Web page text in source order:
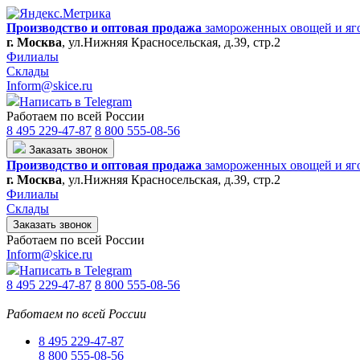
Производство и оптовая продажа замороженных овощей и
г. Москва, ул.Нижняя Красносельская, д.39, стр.2
Филиалы
Склады
Inform@skice.ru
Написать в Telegram
Работаем по всей России
8 495 229-47-87 8 800 555-08-56
Заказать звонок
Производство и оптовая продажа замороженных овощей и
г. Москва, ул.Нижняя Красносельская, д.39, стр.2
Филиалы
Склады
Заказать звонок
Работаем по всей России
Inform@skice.ru
Написать в Telegram
8 495 229-47-87 8 800 555-08-56
Работаем по всей России
8 495 229-47-87
8 800 555-08-56